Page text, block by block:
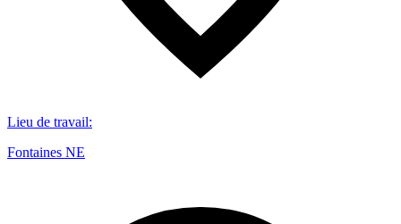
Lieu de travail:
Fontaines NE